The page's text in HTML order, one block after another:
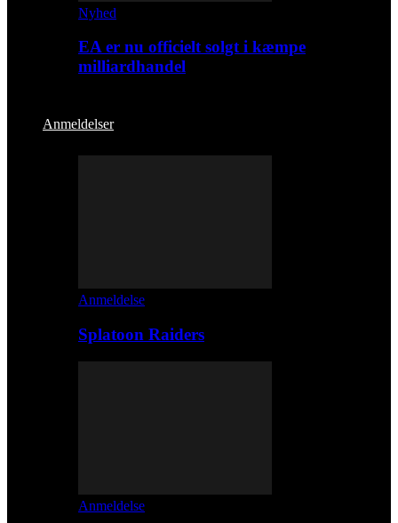
Nyhed
EA er nu officielt solgt i kæmpe
milliardhandel
Anmeldelser
Anmeldelse
Splatoon Raiders
Anmeldelse